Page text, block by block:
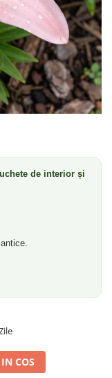
de interior și
COS